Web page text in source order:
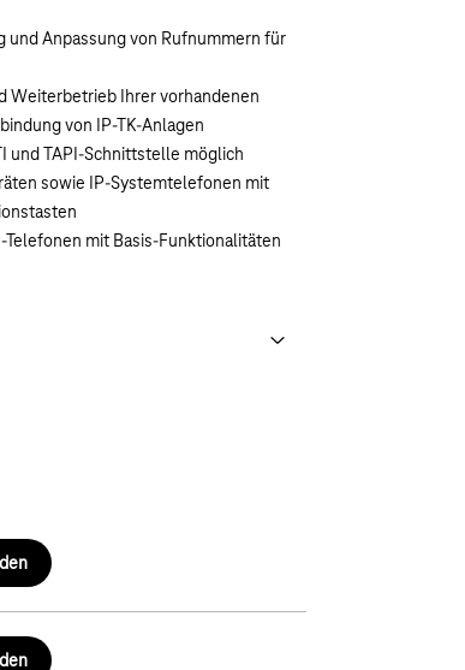
und Anpassung von Rufnummern für
Weiterbetrieb Ihrer vorhandenen
von IP-TK-Anlagen
und TAPI-Schnittstelle möglich
sowie IP-Systemtelefonen mit
Telefonen mit Basis-Funktionalitäten